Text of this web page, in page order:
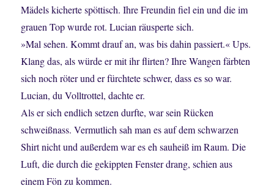
Mädels kicherte spöttisch. Ihre Freundin fiel ein und die im
grauen Top wurde rot. Lucian räusperte sich.
»Mal sehen. Kommt drauf an, was bis dahin passiert.« Ups.
Klang das, als würde er mit ihr flirten? Ihre Wangen färbten
sich noch röter und er fürchtete schwer, dass es so war.
Lucian, du Volltrottel, dachte er.
Als er sich endlich setzen durfte, war sein Rücken
schweißnass. Vermutlich sah man es auf dem schwarzen
Shirt nicht und außerdem war es eh sauheiß im Raum. Die
Luft, die durch die gekippten Fenster drang, schien aus
einem Fön zu kommen.